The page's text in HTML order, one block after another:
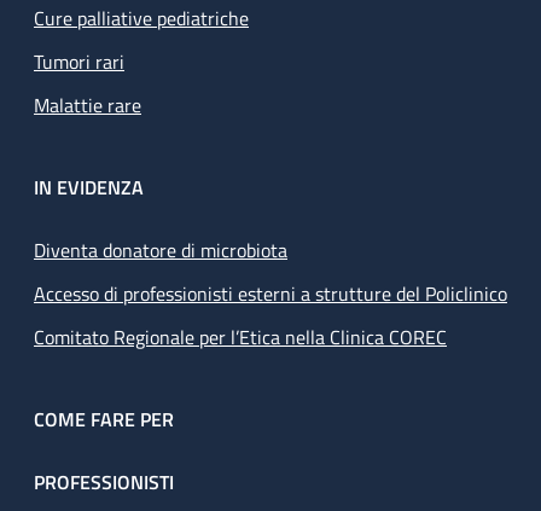
Cure palliative pediatriche
Tumori rari
Malattie rare
IN EVIDENZA
Diventa donatore di microbiota
Accesso di professionisti esterni a strutture del Policlinico
Comitato Regionale per l’Etica nella Clinica COREC
COME FARE PER
PROFESSIONISTI